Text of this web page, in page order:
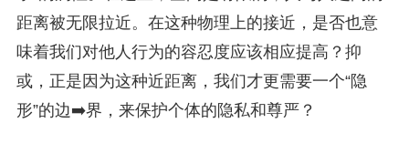
距离被无限拉近。在这种物理上的接近，是否也意
味着我们对他人行为的容忍度应该相应提高？抑
或，正是因为这种近距离，我们才更需要一个“隐
形”的边➡️界，来保护个体的隐私和尊严？